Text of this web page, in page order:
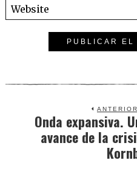
Onda expansiva.
avance de la